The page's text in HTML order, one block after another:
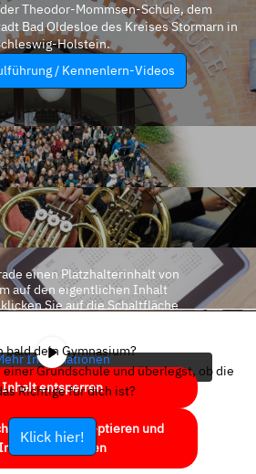
Theodor-Mommsen-Schule, dem
Bad Oldesloe des Kreises Stormarn in
Holstein.
/ Kennenlern-Videos
einen Platzhalterinhalt von
auf den eigentlichen Inhalt
Sie auf die Schaltfläche
Informationen
Inhalt entsperren
Service akzeptieren und
entsperren
bald dein Gymnasium?
einer Grundschule und überlegst, ob die
Richtige für dich ist?
Klick hier!